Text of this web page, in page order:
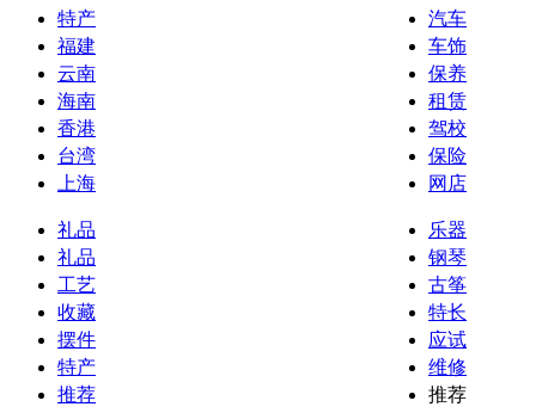
特产
福建
云南
海南
香港
台湾
上海
礼品
礼品
工艺
收藏
摆件
特产
推荐
汽车
车饰
保养
租赁
驾校
保险
网店
乐器
钢琴
古筝
特长
应试
维修
推荐